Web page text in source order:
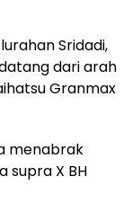
Sridadi,
dari arah
Granmax
menabrak
supra X BH